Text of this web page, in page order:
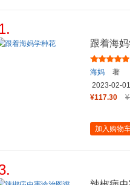
跟着海
海妈
著
2023-02-01
¥117.30
加入购物